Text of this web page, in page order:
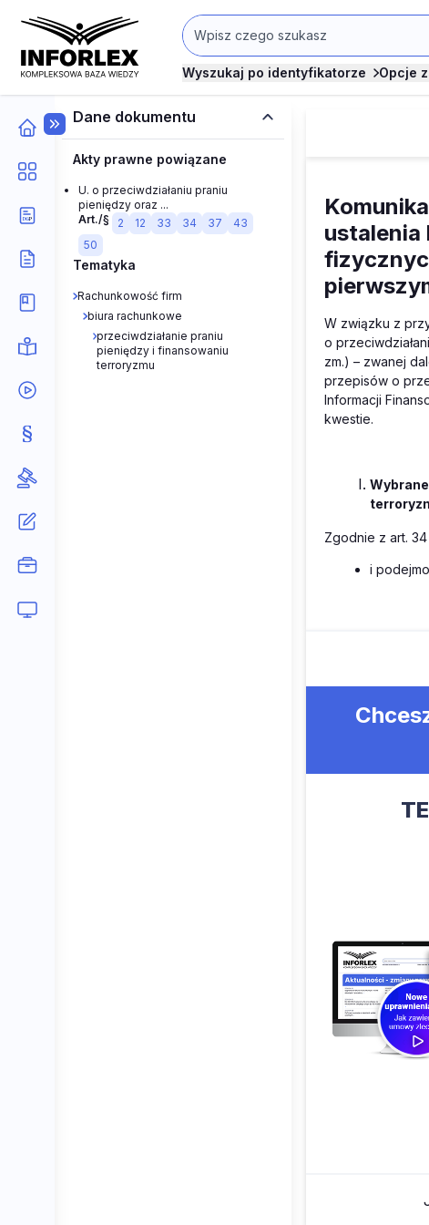
Wyszukaj po identyfikatorze Opcje
Dane dokumentu
Akty prawne powiązane
U. o przeciwdziałaniu praniu
pieniędzy oraz ...
Art./§
2 12 33 34 37
43
50
Tematyka
Rachunkowość firm
biura rachunkowe
przeciwdziałanie praniu
pieniędzy i finansowaniu
terroryzmu
ustalenia
W związku z
o
zm.) – zwanej
przepisów o
Informacji
kwestie.
Zgodnie z art.
i